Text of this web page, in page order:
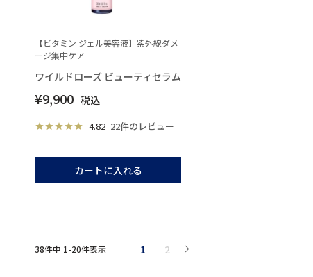
【ビタミン ジェル美容液】紫外線ダメ
ージ集中ケア
ワイルドローズ ビューティセラム
¥9,900 税込
4.82 22件のレビュー
カートに入れる
38件中 1-20件表示 1 2